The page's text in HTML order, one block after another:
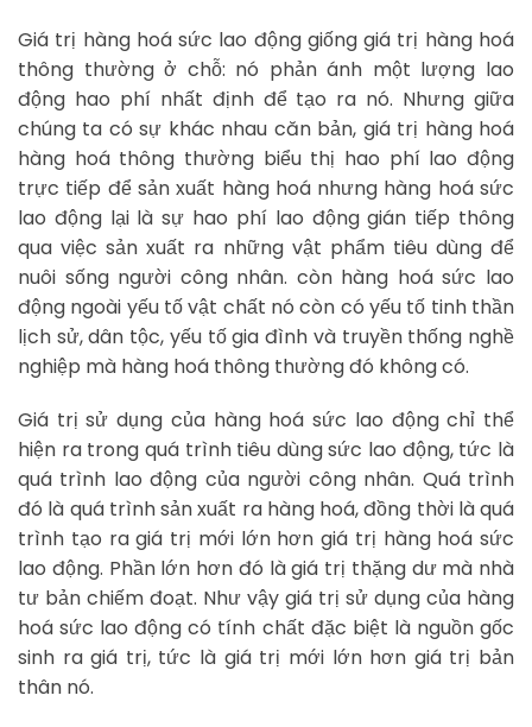
Giá trị hàng hoá sức lao động giống giá trị hàng hoá
thông thường ở chỗ: nó phản ánh một lượng lao
động hao phí nhất định để tạo ra nó. Nhưng giữa
chúng ta có sự khác nhau căn bản, giá trị hàng hoá
hàng hoá thông thường biểu thị hao phí lao động
trực tiếp để sản xuất hàng hoá nhưng hàng hoá sức
lao động lại là sự hao phí lao động gián tiếp thông
qua việc sản xuất ra những vật phẩm tiêu dùng để
nuôi sống người công nhân. còn hàng hoá sức lao
động ngoài yếu tố vật chất nó còn có yếu tố tinh thần
lịch sử, dân tộc, yếu tố gia đình và truyền thống nghề
nghiệp mà hàng hoá thông thường đó không có.
Giá trị sử dụng của hàng hoá sức lao động chỉ thể
hiện ra trong quá trình tiêu dùng sức lao động, tức là
quá trình lao động của người công nhân. Quá trình
đó là quá trình sản xuất ra hàng hoá, đồng thời là quá
trình tạo ra giá trị mới lớn hơn giá trị hàng hoá sức
lao động. Phần lớn hơn đó là giá trị thặng dư mà nhà
tư bản chiếm đoạt. Như vậy giá trị sử dụng của hàng
hoá sức lao động có tính chất đặc biệt là nguồn gốc
sinh ra giá trị, tức là giá trị mới lớn hơn giá trị bản
thân nó.